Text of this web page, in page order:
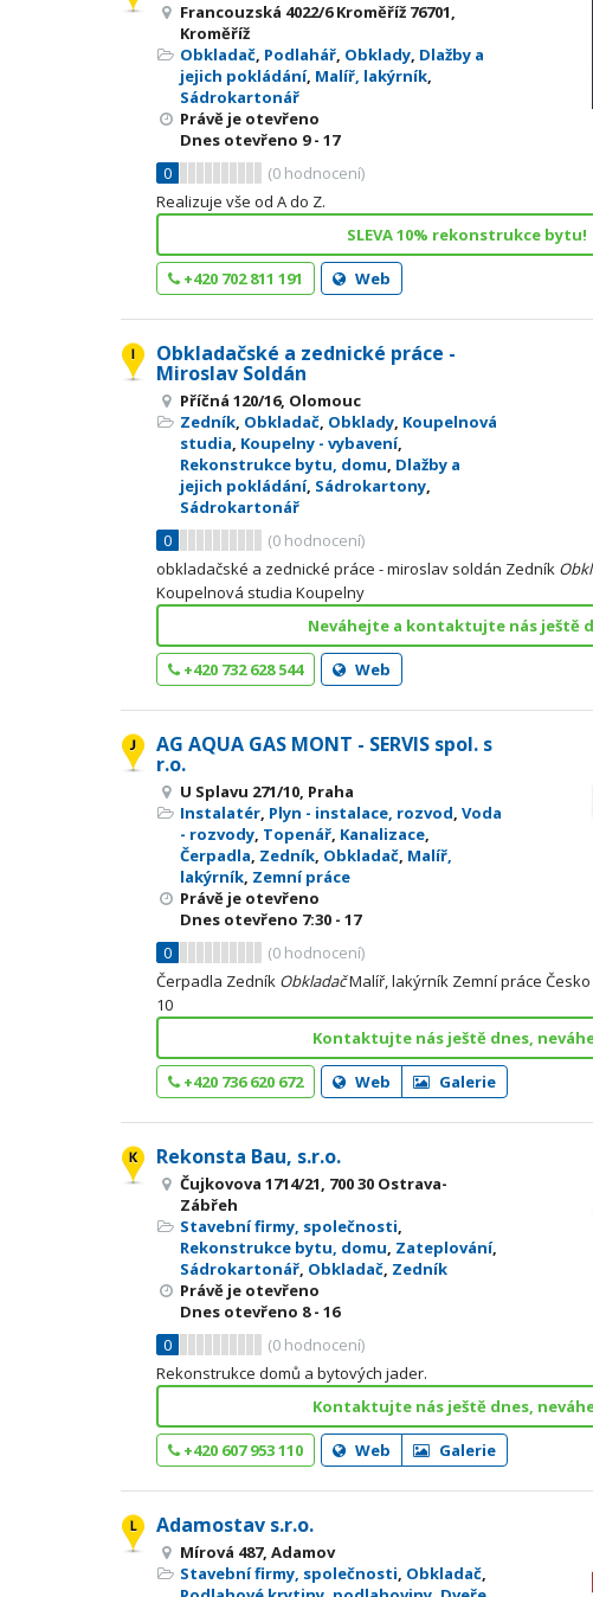
Francouzská 4022/6 Kroměříž 76701,
Kroměříž
Obkladač, Podlahář, Obklady, Dlažby a
jejich pokládání, Malíř, lakýrník,
Sádrokartonář
Právě je otevřeno
Dnes otevřeno 9 - 17
0
(0 hodnocení)
Realizuje vše od A do Z.
SLEVA 10% rekonstrukce bytu!
+420 702 811 191 Web
Obkladačské a zednické práce -
Miroslav Soldán
Příčná 120/16, Olomouc
Zedník, Obkladač, Obklady, Koupelnová
studia, Koupelny - vybavení,
Rekonstrukce bytu, domu, Dlažby a
jejich pokládání, Sádrokartony,
Sádrokartonář
0
(0 hodnocení)
obkladačské a zednické práce - miroslav soldán Zedník
Koupelnová studia Koupelny
Neváhejte a kontaktujte nás ještě
+420 732 628 544 Web
AG AQUA GAS MONT - SERVIS spol. s
r.o.
U Splavu 271/10, Praha
Instalatér, Plyn - instalace, rozvod, Voda
- rozvody, Topenář, Kanalizace,
Čerpadla, Zedník, Obkladač, Malíř,
lakýrník, Zemní práce
Právě je otevřeno
Dnes otevřeno 7:30 - 17
0
(0 hodnocení)
Čerpadla Zedník ObkladačMalíř, lakýrník Zemní práce
10
Kontaktujte nás ještě dnes,
+420 736 620 672 Web Galerie
Rekonsta Bau, s.r.o.
Čujkovova 1714/21, 700 30 Ostrava-
Zábřeh
Stavební firmy, společnosti,
Rekonstrukce bytu, domu, Zateplování,
Sádrokartonář, Obkladač, Zedník
Právě je otevřeno
Dnes otevřeno 8 - 16
0
(0 hodnocení)
Rekonstrukce domů a bytových jader.
Kontaktujte nás ještě dnes,
+420 607 953 110 Web Galerie
Adamostav s.r.o.
Mírová 487, Adamov
Stavební firmy, společnosti, Obkladač,